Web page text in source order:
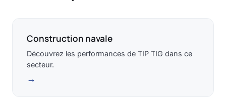
Construction navale
Découvrez les performances de TIP TIG dans ce
secteur.
→